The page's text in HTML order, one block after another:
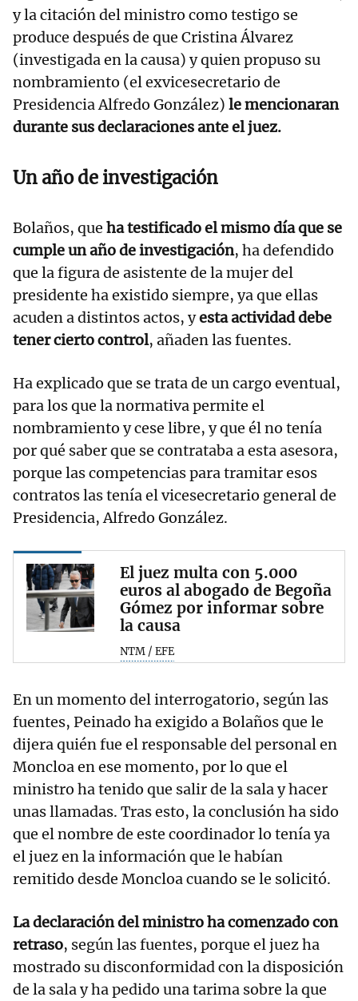
y la citación del ministro como testigo se
produce después de que Cristina Álvarez
(investigada en la causa) y quien propuso su
nombramiento (el exvicesecretario de
Presidencia Alfredo González) le mencionaran
durante sus declaraciones ante el juez.
Un año de investigación
Bolaños, que ha testificado el mismo día que se
cumple un año de investigación, ha defendido
que la figura de asistente de la mujer del
presidente ha existido siempre, ya que ellas
acuden a distintos actos, yesta actividad debe
tener cierto control, añaden las fuentes.
Ha explicado que se trata de un cargo eventual,
para los que la normativa permite el
nombramiento y cese libre, y que él no tenía
por qué saber que se contrataba a esta asesora,
porque las competencias para tramitar esos
contratos las tenía el vicesecretario general de
Presidencia, Alfredo González.
El juez multa con 5.000
euros al abogado de Begoña
Gómez por informar sobre
la causa
NTM / EFE
En un momento del interrogatorio, según las
fuentes, Peinado ha exigido a Bolaños que le
dijera quién fue el responsable del personal en
Moncloa en ese momento, por lo que el
ministro ha tenido que salir de la sala y hacer
unas llamadas. Tras esto, la conclusión ha sido
que el nombre de este coordinador lo tenía ya
el juez en la información que le habían
remitido desde Moncloa cuando se le solicitó.
La declaración del ministro ha comenzado con
retraso, según las fuentes, porque el juez ha
mostrado su disconformidad con la disposición
de la sala y ha pedido una tarima sobre la que